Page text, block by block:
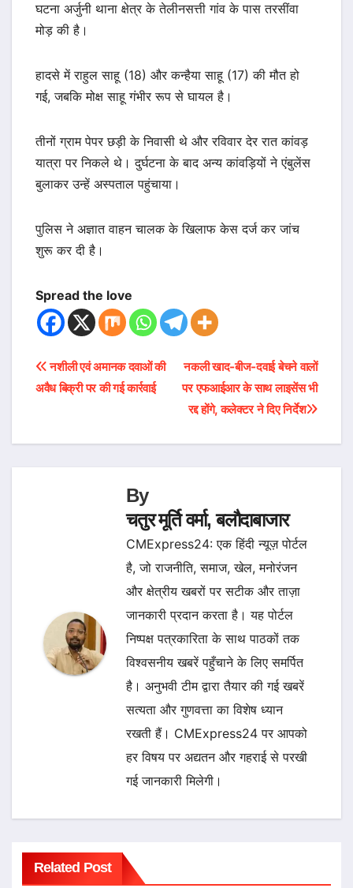
घटना अर्जुनी थाना क्षेत्र के तेलीनसत्ती गांव के पास तरसींवा
मोड़ की है।
हादसे में राहुल साहू (18) और कन्हैया साहू (17) की मौत हो
गई, जबकि मोक्ष साहू गंभीर रूप से घायल है।
तीनों ग्राम पेपर छड़ी के निवासी थे और रविवार देर रात कांवड़
यात्रा पर निकले थे। दुर्घटना के बाद अन्य कांवड़ियों ने एंबुलेंस
बुलाकर उन्हें अस्पताल पहुंचाया।
पुलिस ने अज्ञात वाहन चालक के खिलाफ केस दर्ज कर जांच
शुरू कर दी है।
Spread the love
Post
navigation
नकली खाद-बीज-दवाई बेचने वालों
पर एफआईआर के साथ लाइसेंस भी
रद्द होंगे, कलेक्टर ने दिए निर्देश
नशीली एवं अमानक दवाओं की
अवैध बिक्री पर की गई कार्रवाई
By
चतुर मूर्ति वर्मा, बलौदाबाजार
CMExpress24: एक हिंदी न्यूज़ पोर्टल
है, जो राजनीति, समाज, खेल, मनोरंजन
और क्षेत्रीय खबरों पर सटीक और ताज़ा
जानकारी प्रदान करता है। यह पोर्टल
निष्पक्ष पत्रकारिता के साथ पाठकों तक
विश्वसनीय खबरें पहुँचाने के लिए समर्पित
है। अनुभवी टीम द्वारा तैयार की गई खबरें
सत्यता और गुणवत्ता का विशेष ध्यान
रखती हैं। CMExpress24 पर आपको
हर विषय पर अद्यतन और गहराई से परखी
गई जानकारी मिलेगी।
Related Post